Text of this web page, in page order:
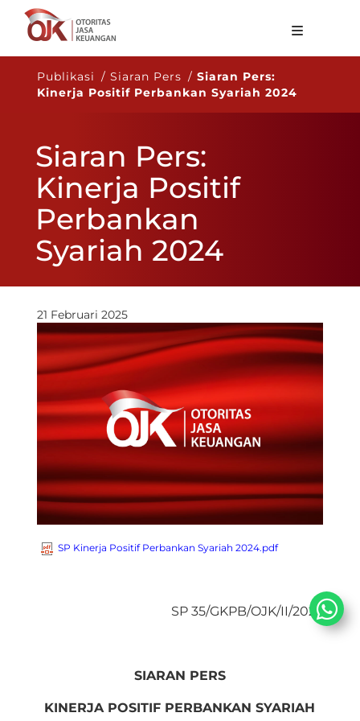
Tentang OJK
Fungsi Utama
Regulasi
Statistik
Layanan
Karir
Publikasi / Siaran Pers /Siaran Pers:
Kinerja Positif Perbankan Syariah 2024
Siaran Pers:
Kinerja Positif
Perbankan
Syariah 2024
21 Februari 2025
SP Kinerja Positif Perbankan Syariah 2024.pdf
SP 35/GKPB/OJK/II/2025
SIARAN PERS
KINERJA POSITIF PERBANKAN SYARIAH